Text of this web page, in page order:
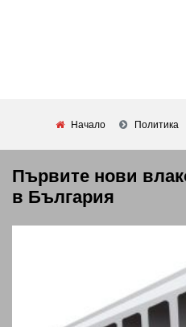
Начало Политика
Първите нови
в България